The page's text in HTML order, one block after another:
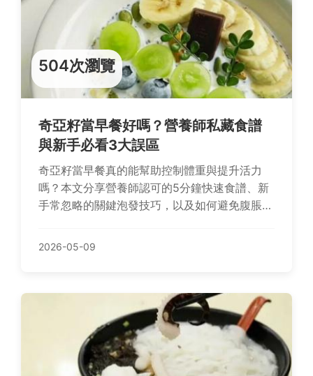
504次瀏覽
奇亞籽當早餐好嗎？營養師私藏食譜
與新手必看3大誤區
奇亞籽當早餐真的能幫助控制體重與提升活力
嗎？本文分享營養師認可的5分鐘快速食譜、新
手常忽略的關鍵泡發技巧，以及如何避免腹脹的
2026-05-09